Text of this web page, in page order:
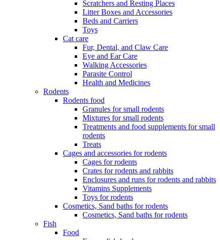
Scratchers and Resting Places
Litter Boxes and Accessories
Beds and Carriers
Toys
Cat care
Fur, Dental, and Claw Care
Eye and Ear Care
Walking Accessories
Parasite Control
Health and Medicines
Rodents
Rodents food
Granules for small rodents
Mixtures for small rodents
Treatments and food supplements for small
rodents
Treats
Cages and accessories for rodents
Cages for rodents
Сrates for rodents and rabbits
Enclosures and runs for rodents and rabbits
Vitamins Supplements
Toys for rodents
Cosmetics, Sand baths for rodents
Cosmetics, Sand baths for rodents
Fish
Food